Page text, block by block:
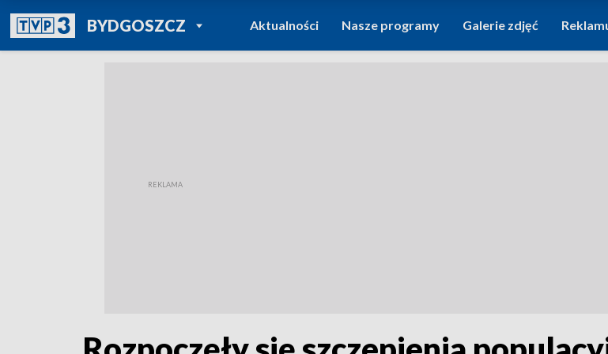
BYDGOSZCZPOWRÓT DO
TVP REGIONY
Aktualności Nasze programy Galerie zdjęć